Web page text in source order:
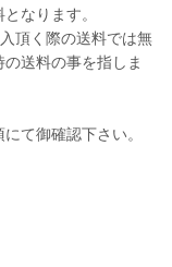
なります。
頂く際の送料では無
送料の事を指しま
て御確認下さい。